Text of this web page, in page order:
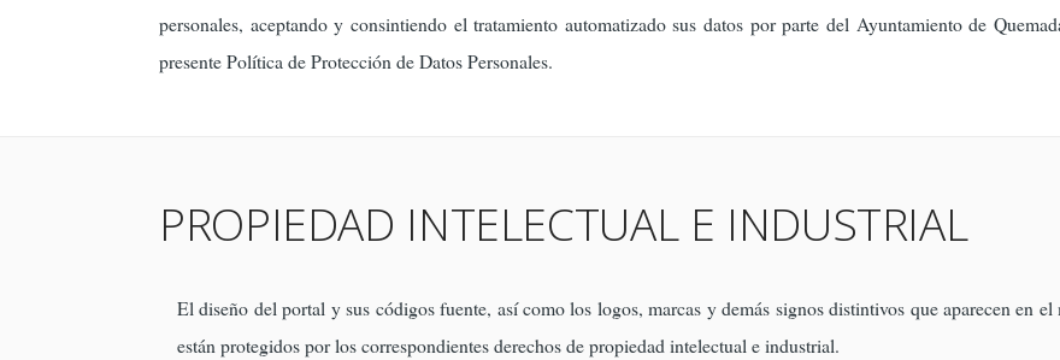
personales, aceptando y consintiendo el tratamiento automatizado sus datos por parte del Ayuntamiento de
presente Política de Protección de Datos Personales.
PROPIEDAD INTELECTUAL E INDUSTRIAL
El diseño del portal y sus códigos fuente, así como los logos, marcas y demás signos distintivos que aparecen en
están protegidos por los correspondientes derechos de propiedad intelectual e industrial.